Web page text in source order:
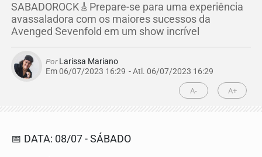
SABADOROCK🎸Prepare-se para uma experiência
avassaladora com os maiores sucessos da
Avenged Sevenfold em um show incrível
PorLarissa Mariano
Em 06/07/2023 16:29 - Atl. 06/07/2023 16:29
A- A+
📅 DATA: 08/07 - SÁBADO